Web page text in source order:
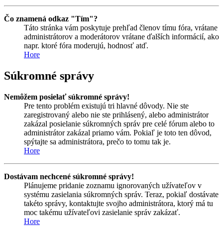
Čo znamená odkaz "Tím"?
Táto stránka vám poskytuje prehľad členov tímu fóra, vrátane
administrátorov a moderátorov vrátane ďalších informácií, ako
napr. ktoré fóra moderujú, hodnosť atď.
Hore
Súkromné správy
Nemôžem posielať súkromné správy!
Pre tento problém existujú tri hlavné dôvody. Nie ste
zaregistrovaný alebo nie ste prihlásený, alebo administrátor
zakázal posielanie súkromných správ pre celé fórum alebo to
administrátor zakázal priamo vám. Pokiaľ je toto ten dôvod,
spýtajte sa administrátora, prečo to tomu tak je.
Hore
Dostávam nechcené súkromné správy!
Plánujeme pridanie zoznamu ignorovaných užívateľov v
systému zasielania súkromných správ. Teraz, pokiaľ dostávate
takéto správy, kontaktujte svojho administrátora, ktorý má tu
moc takému užívateľovi zasielanie správ zakázať.
Hore